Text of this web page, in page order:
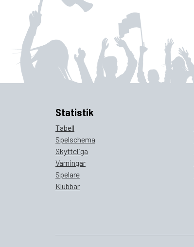
Statistik
Tabell
Spelschema
Skytteliga
Varningar
Spelare
Klubbar